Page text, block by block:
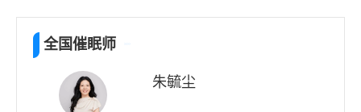
全国催眠师
朱毓尘